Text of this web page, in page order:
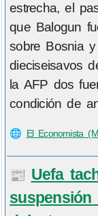
estrecha, el
que Balogun
sobre Bosnia
dieciseisavos
la AFP dos
condición de
🌐 El Economista
📰 Uefa